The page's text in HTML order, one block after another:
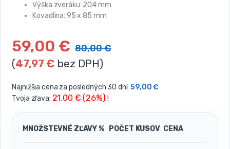
Výška zveráku: 204 mm
Kovadlina: 95 x 85 mm
59,00 € 80,00€
(47,97€ bez DPH)
Najnižšia cena za posledných 30 dní:59,00 €
Tvoja zľava: 21.00 € (26%) !
MNOŽSTEVNÉ ZĽAVY % POČET KUSOV CENA